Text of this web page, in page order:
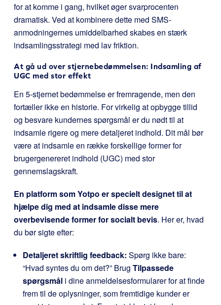
for at komme i gang, hvilket øger svarprocenten
dramatisk. Ved at kombinere dette med SMS-
anmodningernes umiddelbarhed skabes en stærk
indsamlingsstrategi med lav friktion.
At gå ud over stjernebedømmelsen: Indsamling af
UGC med stor effekt
En 5-stjernet bedømmelse er fremragende, men den
fortæller ikke en historie. For virkelig at opbygge tillid
og besvare kundernes spørgsmål er du nødt til at
indsamle rigere og mere detaljeret indhold. Dit mål bør
være at indsamle en række forskellige former for
brugergenereret indhold (UGC) med stor
gennemslagskraft.
En platform som Yotpo er specielt designet til at
hjælpe dig med at indsamle disse mere
overbevisende former for socialt bevis. Her er, hvad
du bør sigte efter:
Detaljeret skriftlig feedback: Spørg ikke bare:
“Hvad syntes du om det?” Brug Tilpassede
spørgsmål i dine anmeldelsesformularer for at finde
frem til de oplysninger, som fremtidige kunder er